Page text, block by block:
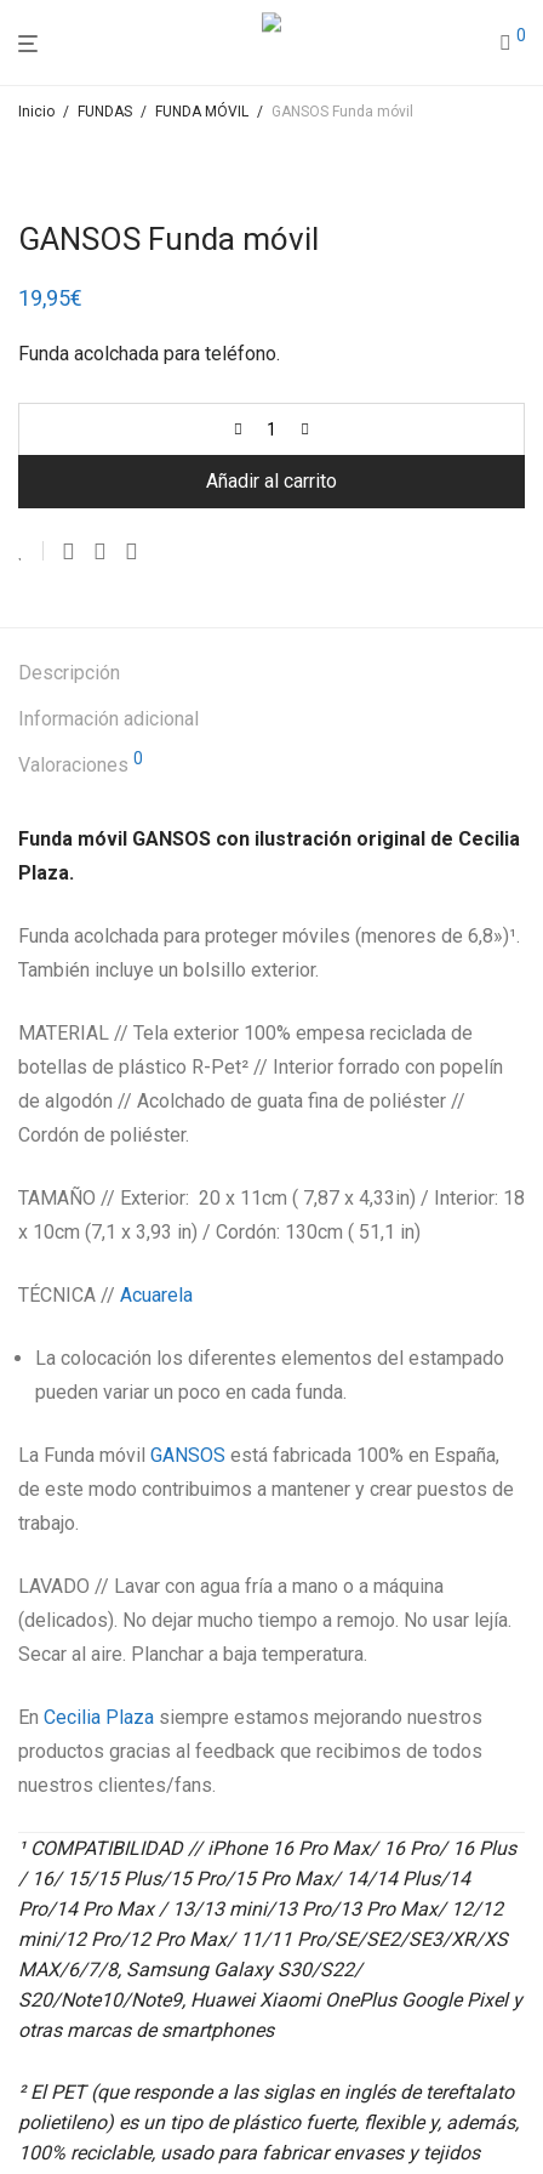
0
Inicio / FUNDAS / FUNDA MÓVIL / GANSOS Funda móvil
GANSOS Funda móvil
19,95€
Funda acolchada para teléfono.
Añadir al carrito
Descripción
Información adicional
Valoraciones 0
Funda móvil GANSOS con ilustración original de Cecilia
Plaza.
Funda acolchada para proteger móviles (menores de 6,8»)¹.
También incluye un bolsillo exterior.
MATERIAL // Tela exterior 100% empesa reciclada de
botellas de plástico R-Pet² // Interior forrado con popelín
de algodón // Acolchado de guata fina de poliéster //
Cordón de poliéster.
TAMAÑO // Exterior: 20 x 11cm ( 7,87 x 4,33in) / Interior: 18
x 10cm (7,1 x 3,93 in) / Cordón: 130cm ( 51,1 in)
TÉCNICA // Acuarela
La colocación los diferentes elementos del estampado
pueden variar un poco en cada funda.
La Funda móvil GANSOS está fabricada 100% en España,
de este modo contribuimos a mantener y crear puestos de
trabajo.
LAVADO // Lavar con agua fría a mano o a máquina
(delicados). No dejar mucho tiempo a remojo. No usar lejía.
Secar al aire. Planchar a baja temperatura.
En Cecilia Plaza siempre estamos mejorando nuestros
productos gracias al feedback que recibimos de todos
nuestros clientes/fans.
¹ COMPATIBILIDAD // iPhone 16 Pro Max/ 16 Pro/ 16 Plus
/ 16/ 15/15 Plus/15 Pro/15 Pro Max/ 14/14 Plus/14
Pro/14 Pro Max / 13/13 mini/13 Pro/13 Pro Max/ 12/12
mini/12 Pro/12 Pro Max/ 11/11 Pro/SE/SE2/SE3/XR/XS
MAX/6/7/8, Samsung Galaxy S30/S22/
S20/Note10/Note9, Huawei Xiaomi OnePlus Google Pixel y
otras marcas de smartphones
² El PET (que responde a las siglas en inglés de tereftalato
polietileno) es un tipo de plástico fuerte, flexible y, además,
100% reciclable, usado para fabricar envases y tejidos